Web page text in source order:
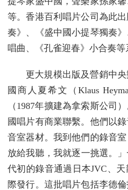
等。香港百利唱片公司為此
奏》、《盛中國小提琴獨奏
唱曲、《孔雀迎春》小合奏等
更大規模出版及營銷中
國商人夏希文（Klaus
（1987年擴建為拿索斯公司
國唱片有商業聯繫。他們以
音室器材。我到他們的錄音
放給我聽，我就逐一挑選。
代初的錄音通過日本JVC、
際發行。這批唱片包括李德